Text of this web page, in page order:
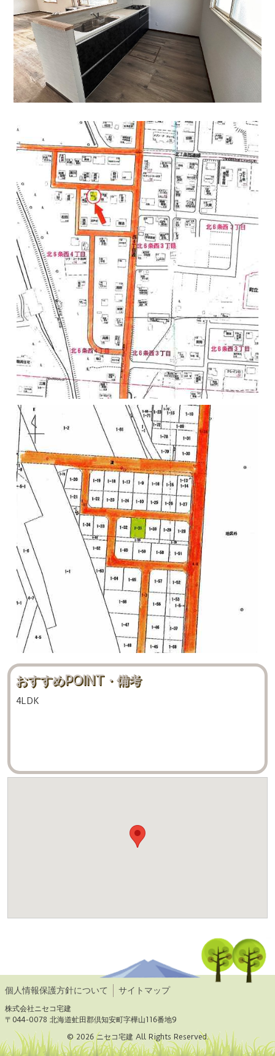
おすすめPOINT・備考
4LDK
個人情報保護方針について サイトマップ
株式会社ニセコ宅建
〒044-0078 北海道虻田郡倶知安町字樺山116番地9
© 2026 ニセコ宅建 All Rights Reserved.